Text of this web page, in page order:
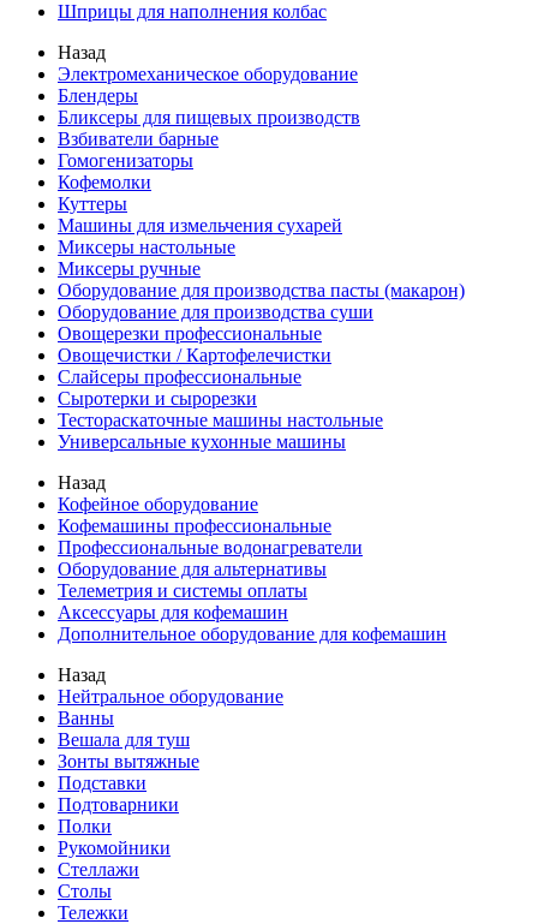
Шприцы для наполнения колбас
Назад
Электромеханическое оборудование
Блендеры
Бликсеры для пищевых производств
Взбиватели барные
Гомогенизаторы
Кофемолки
Куттеры
Машины для измельчения сухарей
Миксеры настольные
Миксеры ручные
Оборудование для производства пасты (макарон)
Оборудование для производства суши
Овощерезки профессиональные
Овощечистки / Картофелечистки
Слайсеры профессиональные
Сыротерки и сырорезки
Тестораскаточные машины настольные
Универсальные кухонные машины
Назад
Кофейное оборудование
Кофемашины профессиональные
Профессиональные водонагреватели
Оборудование для альтернативы
Телеметрия и системы оплаты
Аксессуары для кофемашин
Дополнительное оборудование для кофемашин
Назад
Нейтральное оборудование
Ванны
Вешала для туш
Зонты вытяжные
Подставки
Подтоварники
Полки
Рукомойники
Стеллажи
Столы
Тележки